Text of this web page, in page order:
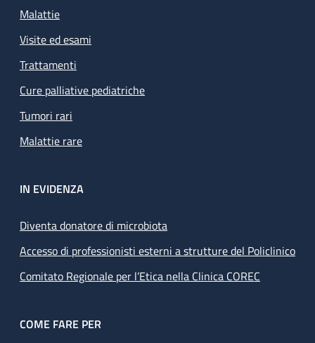
Malattie
Visite ed esami
Trattamenti
Cure palliative pediatriche
Tumori rari
Malattie rare
IN EVIDENZA
Diventa donatore di microbiota
Accesso di professionisti esterni a strutture del Policlinico
Comitato Regionale per l’Etica nella Clinica COREC
COME FARE PER